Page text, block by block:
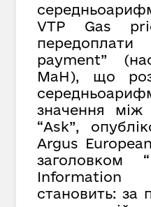
VTP Gas
payment”
MaH), що
значення між
“Ask”,
Argus
заголовком
становить: за